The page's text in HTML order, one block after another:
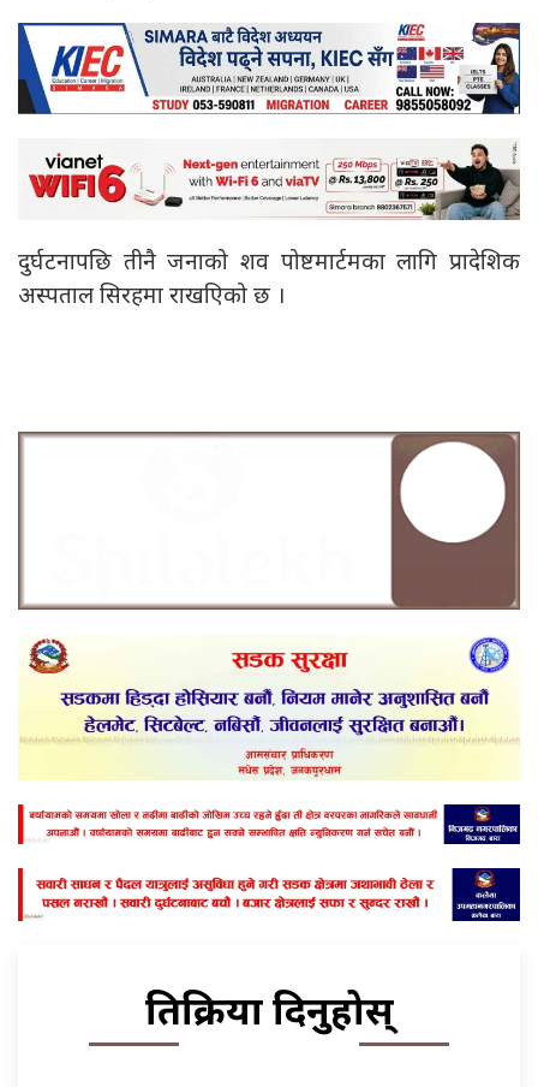
दुर्घटनापछि तीनै जनाको शव पोष्टमार्टमका लागि प्रादेशिक
अस्पताल सिरहमा राखएिको छ ।
प्रतिक्रिया दिनुहोस्